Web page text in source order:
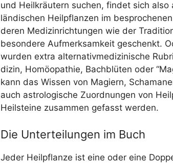
und Heil­kräu­tern suchen, fin­det sich
län­di­schen Heil­pflan­zen im
de­ren Medi­zin­rich­tun­gen wie der
beson­de­re Auf­merk­sam­keit geschenkt.
wur­den extra alter­na­tiv­me­di­zi­ni­sche
di­zin, Homöo­pa­thie, Bach­blü­ten oder
kann das Wis­sen von Magi­ern,
auch astro­lo­gi­sche Zuord­nun­gen von
Heil­stei­ne zusam­men gefasst werden.
Die Unterteilungen im Buch
Jeder Heil­pflan­ze ist eine oder eine